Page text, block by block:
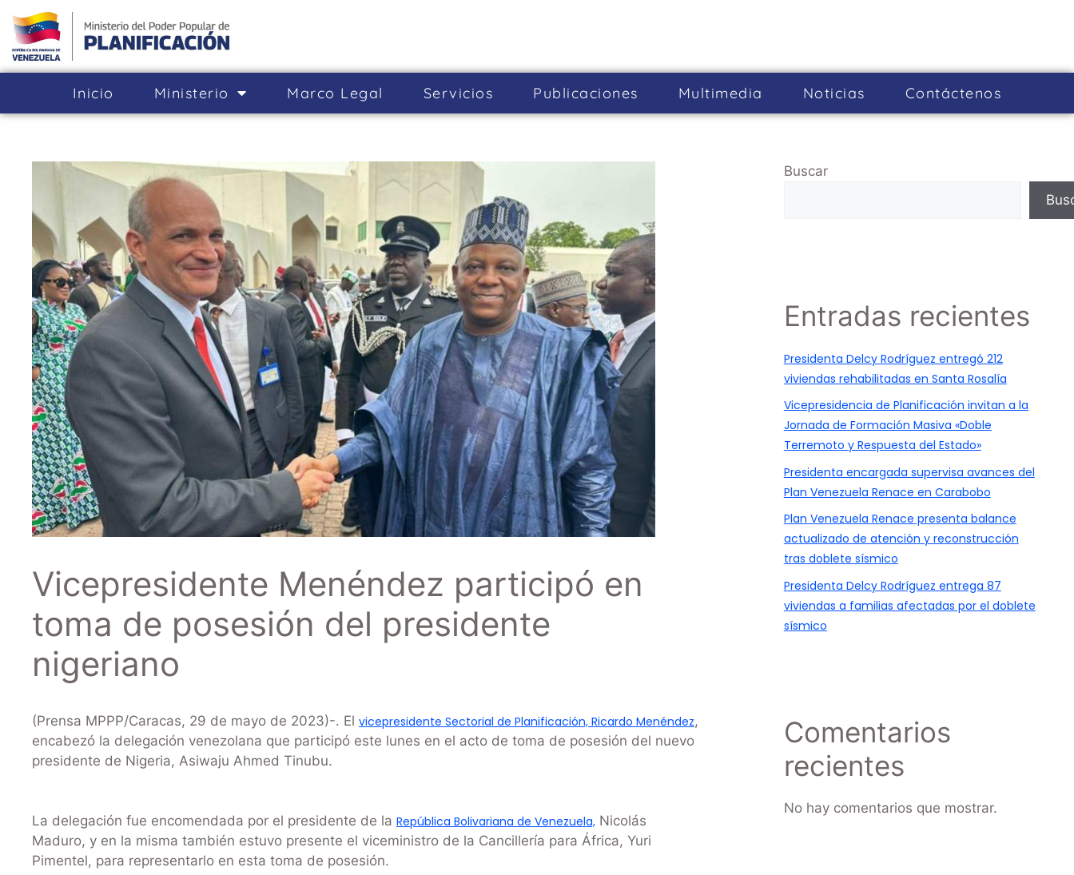
Inicio Ministerio Marco Legal Servicios Publicaciones Multimedia Noticias Cont­áctenos
Vicepresidente Menéndez participó en
toma de posesión del presidente
nigeriano
(Prensa MPPP/Caracas, 29 de mayo de 2023)-. El vicepresidente Sectorial de Planificación, Ricardo Menéndez,
encabezó la delegación venezolana que participó este lunes en el acto de toma de posesión del nuevo
presidente de Nigeria, Asiwaju Ahmed Tinubu.
La delegación fue encomendada por el presidente de la República Bolivariana de Venezuela, Nicolás
Maduro, y en la misma también estuvo presente el viceministro de la Cancillería para África, Yuri
Pimentel, para representarlo en esta toma de posesión.
Buscar
Entradas recientes
Presidenta Delcy Rodríguez entregó 212
viviendas rehabilitadas en Santa Rosalía
Vicepresidencia de Planificación invitan a la
Jornada de Formación Masiva «Doble
Terremoto y Respuesta del Estado»
Presidenta encargada supervisa avances del
Plan Venezuela Renace en Carabobo
Plan Venezuela Renace presenta balance
actualizado de atención y reconstrucción
tras doblete sísmico
Presidenta Delcy Rodríguez entrega 87
viviendas a familias afectadas por el doblete
sísmico
Comentarios
recientes
No hay comentarios que mostrar.